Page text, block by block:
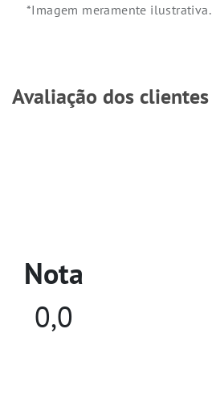
*Imagem meramente ilustrativa.
Avaliação dos clientes
Nota
0,0